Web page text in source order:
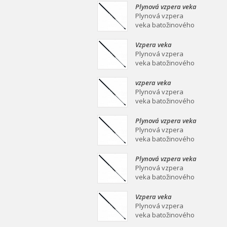
mm Plynová vzpera
veka batožinového
priestoru Ei
Plynová vzpera veka
batožinového
priestoru 639/258
Plynová vzpera
veka batožinového
mm Plynová vzpera
veka batožinového
priestoru Ei
Vzpera veka
batožinového
priestoru 387/139
Plynová vzpera
veka batožinového
mm Plynová vzpera
veka batožinového
priestoru Ei
vzpera veka
batožinového
priestoru 558/253
Plynová vzpera
veka batožinového
mm Plynová vzpera
veka batožinového
priestoru Ei
Plynová vzpera veka
batožinového
priestoru 549/219
Plynová vzpera
veka batožinového
mm Plynová vzpera
veka batožinového
priestoru Ei
Plynová vzpera veka
batožinového
priestoru 467/160
Plynová vzpera
veka batožinového
mm Plynová vzpera
veka batožinového
priestoru Ei
Vzpera veka
batožinového
priestoru 475/180
Plynová vzpera
veka batožinového